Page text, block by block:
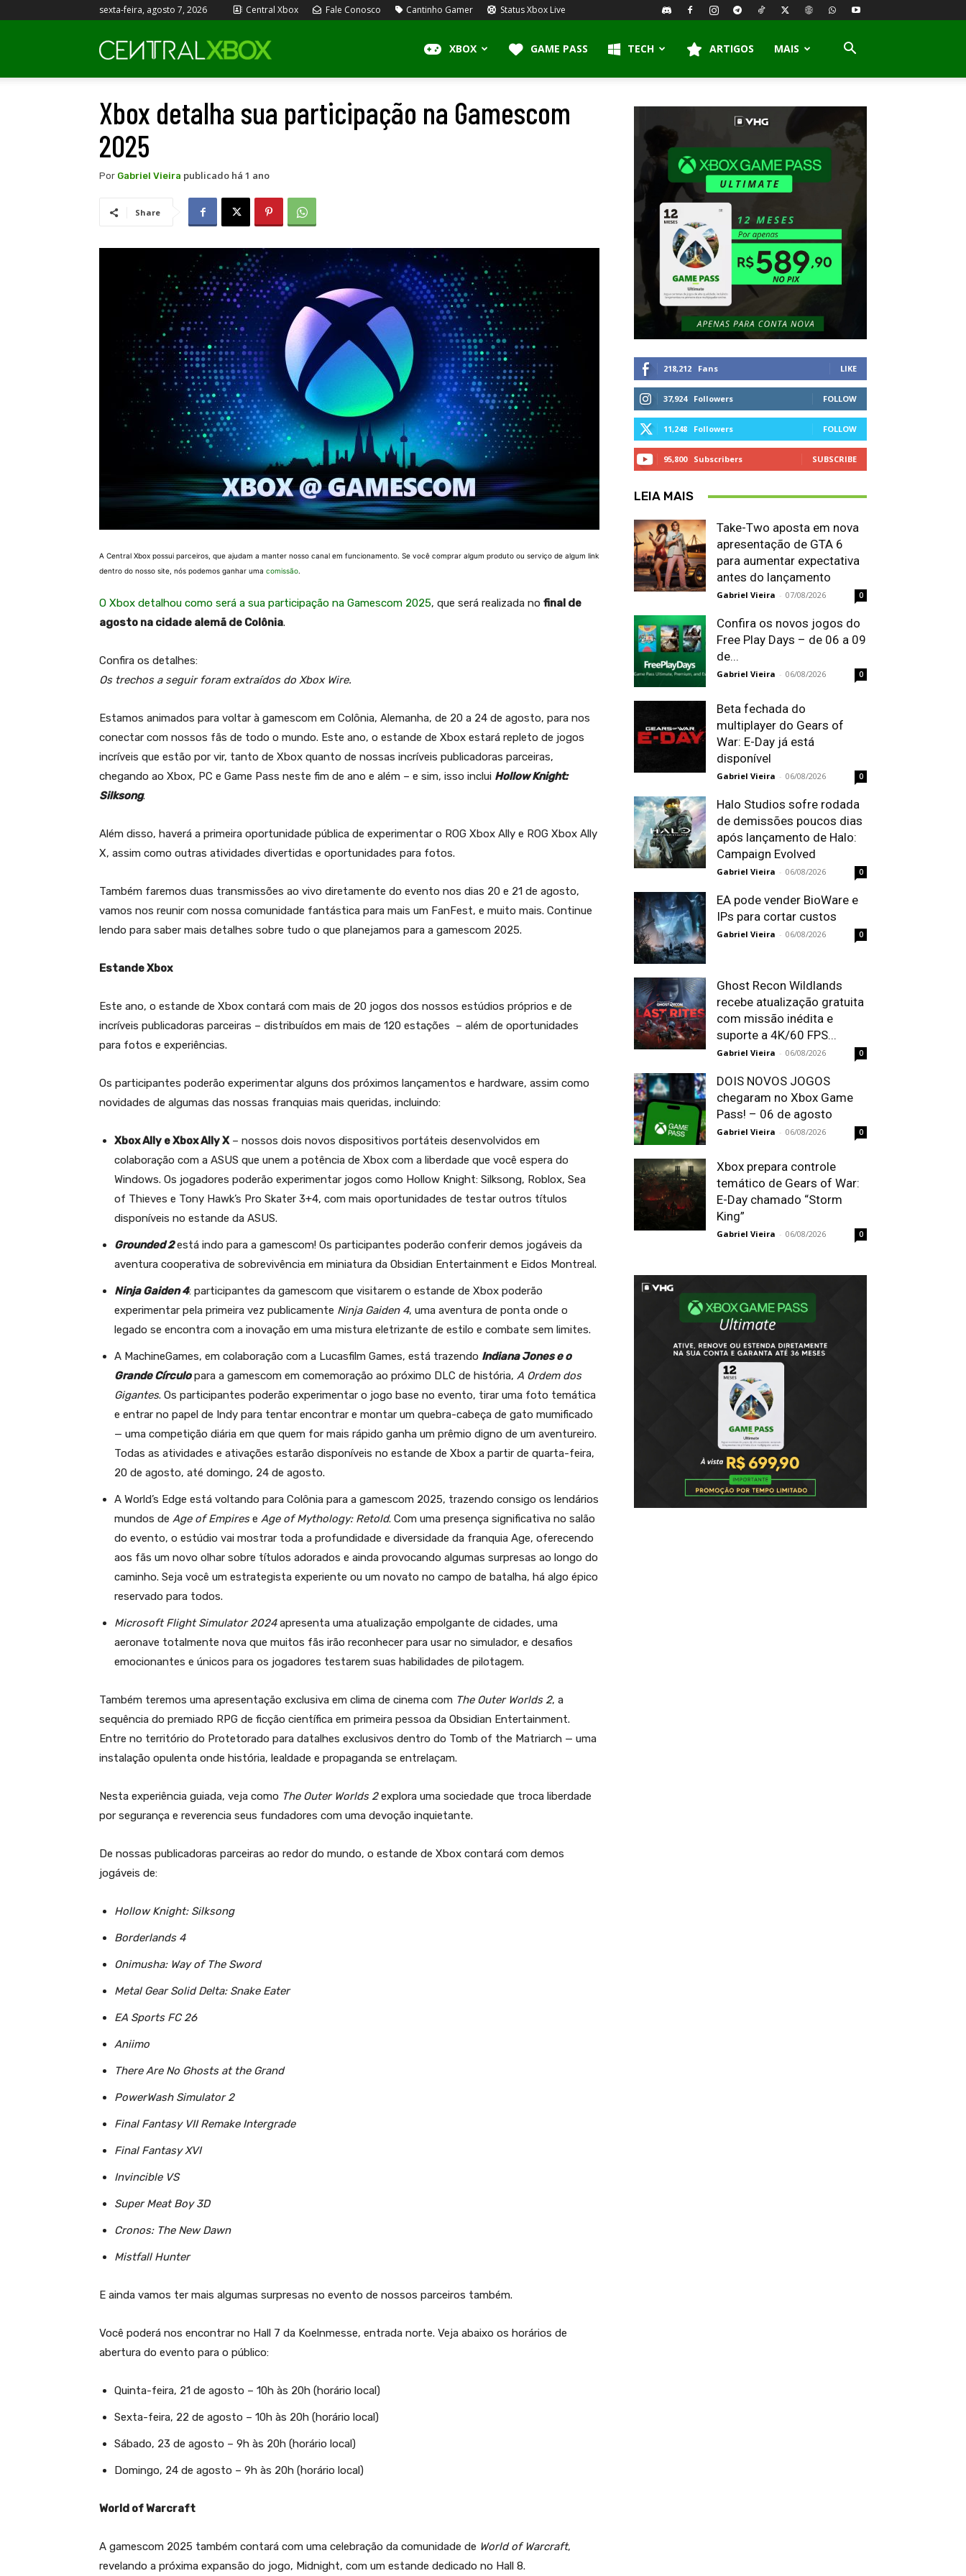
sexta-feira, agosto 7, 2026 Central Xbox Fale Conosco Cantinho Gamer Status Xbox Live
Xbox
XBOX GAME PASS TECH ARTIGOS MAIS
Xbox detalha sua participação na Gamescom
2025
Por Gabriel Vieira publicado há 1 ano
Share
A Central Xbox possui parceiros, que ajudam a manter nosso canal em funcionamento. Se você comprar algum produto ou serviço de algum link
dentro do nosso site, nós podemos ganhar uma comissão.
O Xbox detalhou como será a sua participação na Gamescom 2025, que será realizada no final de
agosto na cidade alemã de Colônia.
Confira os detalhes:
Os trechos a seguir foram extraídos do Xbox Wire.
Estamos animados para voltar à gamescom em Colônia, Alemanha, de 20 a 24 de agosto, para nos
conectar com nossos fãs de todo o mundo. Este ano, o estande de Xbox estará repleto de jogos
incríveis que estão por vir, tanto de Xbox quanto de nossas incríveis publicadoras parceiras,
chegando ao Xbox, PC e Game Pass neste fim de ano e além – e sim, isso inclui Hollow Knight:
Silksong.
Além disso, haverá a primeira oportunidade pública de experimentar o ROG Xbox Ally e ROG Xbox Ally
X, assim como outras atividades divertidas e oportunidades para fotos.
Também faremos duas transmissões ao vivo diretamente do evento nos dias 20 e 21 de agosto,
vamos nos reunir com nossa comunidade fantástica para mais um FanFest, e muito mais. Continue
lendo para saber mais detalhes sobre tudo o que planejamos para a gamescom 2025.
Estande Xbox
Este ano, o estande de Xbox contará com mais de 20 jogos dos nossos estúdios próprios e de
incríveis publicadoras parceiras – distribuídos em mais de 120 estações – além de oportunidades
para fotos e experiências.
Os participantes poderão experimentar alguns dos próximos lançamentos e hardware, assim como
novidades de algumas das nossas franquias mais queridas, incluindo:
Xbox Ally e Xbox Ally X– nossos dois novos dispositivos portáteis desenvolvidos em
colaboração com a ASUS que unem a potência de Xbox com a liberdade que você espera do
Windows. Os jogadores poderão experimentar jogos como Hollow Knight: Silksong, Roblox, Sea
of Thieves e Tony Hawk’s Pro Skater 3+4, com mais oportunidades de testar outros títulos
disponíveis no estande da ASUS.
Grounded 2está indo para a gamescom! Os participantes poderão conferir demos jogáveis da
aventura cooperativa de sobrevivência em miniatura da Obsidian Entertainment e Eidos Montreal.
Ninja Gaiden 4: participantes da gamescom que visitarem o estande de Xbox poderão
experimentar pela primeira vez publicamente Ninja Gaiden 4, uma aventura de ponta onde o
legado se encontra com a inovação em uma mistura eletrizante de estilo e combate sem limites.
A MachineGames, em colaboração com a Lucasfilm Games, está trazendo Indiana Jones e o
Grande Círculo para a gamescom em comemoração ao próximo DLC de história, A Ordem dos
Gigantes. Os participantes poderão experimentar o jogo base no evento, tirar uma foto temática
e entrar no papel de Indy para tentar encontrar e montar um quebra-cabeça de gato mumificado
— uma competição diária em que quem for mais rápido ganha um prêmio digno de um aventureiro.
Todas as atividades e ativações estarão disponíveis no estande de Xbox a partir de quarta-feira,
20 de agosto, até domingo, 24 de agosto.
A World’s Edge está voltando para Colônia para a gamescom 2025, trazendo consigo os lendários
mundos de Age of Empirese Age of Mythology: Retold. Com uma presença significativa no salão
do evento, o estúdio vai mostrar toda a profundidade e diversidade da franquia Age, oferecendo
aos fãs um novo olhar sobre títulos adorados e ainda provocando algumas surpresas ao longo do
caminho. Seja você um estrategista experiente ou um novato no campo de batalha, há algo épico
reservado para todos.
Microsoft Flight Simulator 2024apresenta uma atualização empolgante de cidades, uma
aeronave totalmente nova que muitos fãs irão reconhecer para usar no simulador, e desafios
emocionantes e únicos para os jogadores testarem suas habilidades de pilotagem.
Também teremos uma apresentação exclusiva em clima de cinema com The Outer Worlds 2, a
sequência do premiado RPG de ficção científica em primeira pessoa da Obsidian Entertainment.
Entre no território do Protetorado para datalhes exclusivos dentro do Tomb of the Matriarch — uma
instalação opulenta onde história, lealdade e propaganda se entrelaçam.
Nesta experiência guiada, veja como The Outer Worlds 2explora uma sociedade que troca liberdade
por segurança e reverencia seus fundadores com uma devoção inquietante.
De nossas publicadoras parceiras ao redor do mundo, o estande de Xbox contará com demos
jogáveis de:
Hollow Knight: Silksong
Borderlands 4
Onimusha: Way of The Sword
Metal Gear Solid Delta: Snake Eater
EA Sports FC 26
Aniimo
There Are No Ghosts at the Grand
PowerWash Simulator 2
Final Fantasy VII Remake Intergrade
Final Fantasy XVI
Invincible VS
Super Meat Boy 3D
Cronos: The New Dawn
Mistfall Hunter
E ainda vamos ter mais algumas surpresas no evento de nossos parceiros também.
Você poderá nos encontrar no Hall 7 da Koelnmesse, entrada norte. Veja abaixo os horários de
abertura do evento para o público:
Quinta-feira, 21 de agosto – 10h às 20h (horário local)
Sexta-feira, 22 de agosto – 10h às 20h (horário local)
Sábado, 23 de agosto – 9h às 20h (horário local)
Domingo, 24 de agosto – 9h às 20h (horário local)
World of Warcraft
A gamescom 2025 também contará com uma celebração da comunidade de World of Warcraft,
revelando a próxima expansão do jogo, Midnight, com um estande dedicado no Hall 8.
218,212 Fans LIKE
37,924 Followers FOLLOW
11,248 Followers FOLLOW
95,800 Subscribers SUBSCRIBE
LEIA MAIS
Take-Two aposta em nova
apresentação de GTA 6
para aumentar expectativa
antes do lançamento
Gabriel Vieira - 07/08/2026 0
Confira os novos jogos do
Free Play Days – de 06 a 09
de...
Gabriel Vieira - 06/08/2026 0
Beta fechada do
multiplayer do Gears of
War: E-Day já está
disponível
Gabriel Vieira - 06/08/2026 0
Halo Studios sofre rodada
de demissões poucos dias
após lançamento de Halo:
Campaign Evolved
Gabriel Vieira - 06/08/2026 0
EA pode vender BioWare e
IPs para cortar custos
Gabriel Vieira - 06/08/2026 0
Ghost Recon Wildlands
recebe atualização gratuita
com missão inédita e
suporte a 4K/60 FPS...
Gabriel Vieira - 06/08/2026 0
DOIS NOVOS JOGOS
chegaram no Xbox Game
Pass! – 06 de agosto
Gabriel Vieira - 06/08/2026 0
Xbox prepara controle
temático de Gears of War:
E-Day chamado “Storm
King”
Gabriel Vieira - 06/08/2026 0